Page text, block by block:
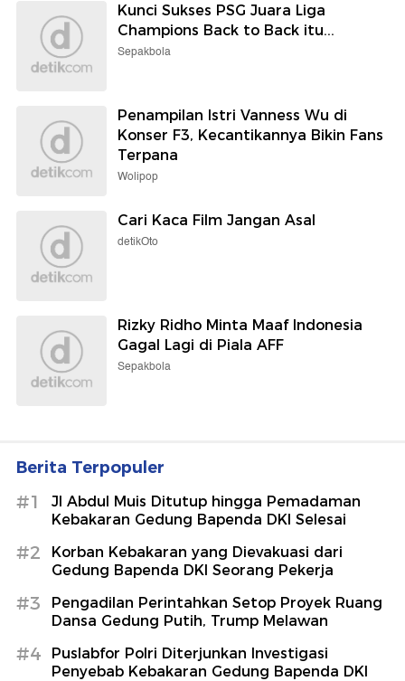
Kunci Sukses PSG Juara Liga
Champions Back to Back itu...
Sepakbola
Penampilan Istri Vanness Wu di
Konser F3, Kecantikannya Bikin Fans
Terpana
Wolipop
Cari Kaca Film Jangan Asal
detikOto
Rizky Ridho Minta Maaf Indonesia
Gagal Lagi di Piala AFF
Sepakbola
Berita Terpopuler
#1
Jl Abdul Muis Ditutup hingga Pemadaman
Kebakaran Gedung Bapenda DKI Selesai
#2
Korban Kebakaran yang Dievakuasi dari
Gedung Bapenda DKI Seorang Pekerja
#3
Pengadilan Perintahkan Setop Proyek Ruang
Dansa Gedung Putih, Trump Melawan
#4
Puslabfor Polri Diterjunkan Investigasi
Penyebab Kebakaran Gedung Bapenda DKI